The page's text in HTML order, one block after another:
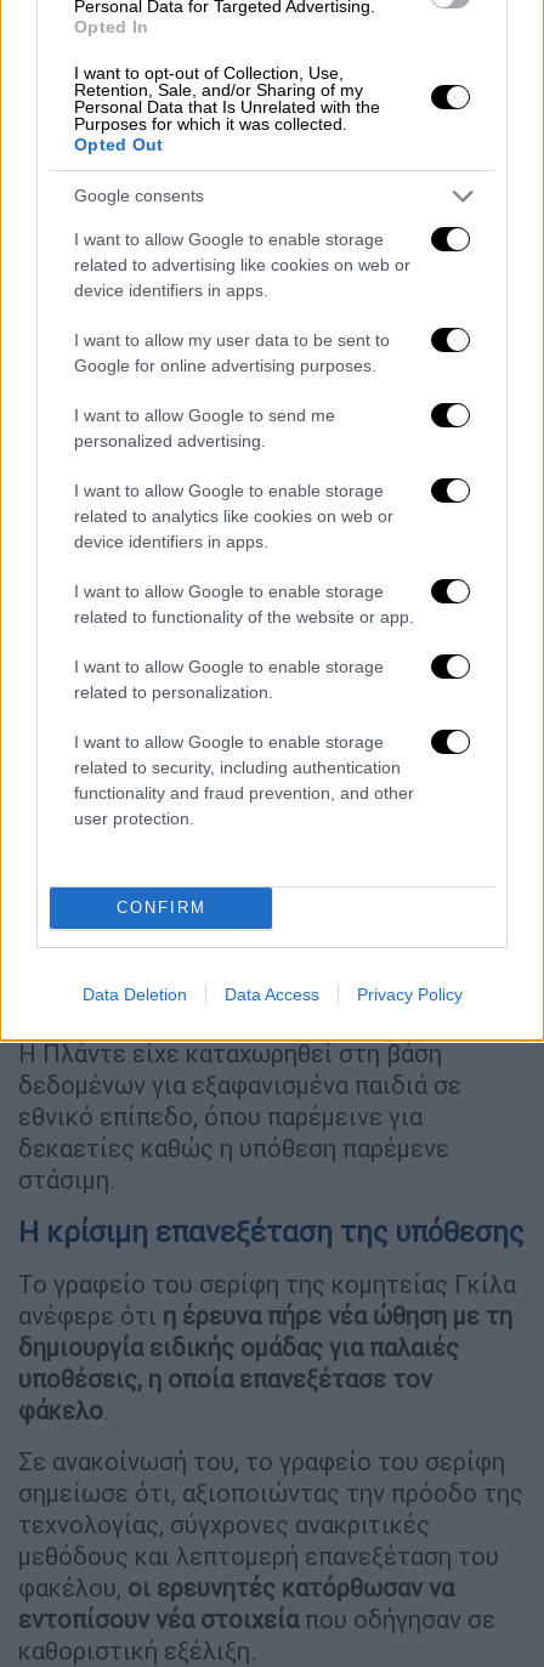
Personal Data for Targeted Advertising.
Opted In
I want to opt-out of Collection, Use,
Retention, Sale, and/or Sharing of my
Personal Data that Is Unrelated with the
Purposes for which it was collected.
Opted Out
Google consents
I want to allow Google to enable storage
related to advertising like cookies on web or
device identifiers in apps.
I want to allow my user data to be sent to
Google for online advertising purposes.
I want to allow Google to send me
personalized advertising.
I want to allow Google to enable storage
related to analytics like cookies on web or
device identifiers in apps.
I want to allow Google to enable storage
related to functionality of the website or app.
I want to allow Google to enable storage
related to personalization.
I want to allow Google to enable storage
related to security, including authentication
functionality and fraud prevention, and other
user protection.
CONFIRM
Data Deletion Data Access Privacy Policy
Αριζόνα
Η Πλάντε είχε καταχωρηθεί στη βάση
δεδομένων για εξαφανισμένα παιδιά σε
εθνικό επίπεδο, όπου παρέμεινε για
δεκαετίες καθώς η υπόθεση παρέμενε
στάσιμη.
Η κρίσιμη επανεξέταση της υπόθεσης
Το γραφείο του σερίφη της κομητείας Γκίλα
ανέφερε ότι η έρευνα πήρε νέα ώθηση με τη
δημιουργία ειδικής ομάδας για παλαιές
υποθέσεις, η οποία επανεξέτασε τον
φάκελο.
Σε ανακοίνωσή του, το γραφείο του σερίφη
σημείωσε ότι, αξιοποιώντας την πρόοδο της
τεχνολογίας, σύγχρονες ανακριτικές
μεθόδους και λεπτομερή επανεξέταση του
φακέλου, οι ερευνητές κατόρθωσαν να
εντοπίσουν νέα στοιχείαπου οδήγησαν σε
καθοριστική εξέλιξη.